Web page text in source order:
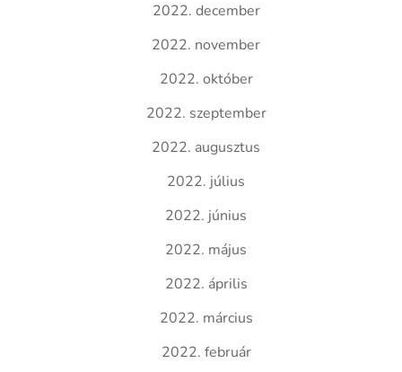
2022. december
2022. november
2022. október
2022. szeptember
2022. augusztus
2022. július
2022. június
2022. május
2022. április
2022. március
2022. február